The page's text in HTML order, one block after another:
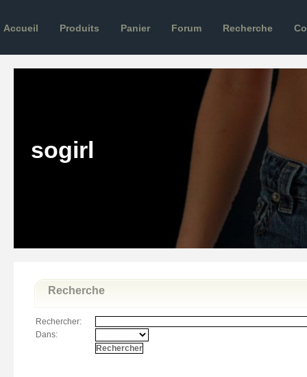
sogirl
Accueil Produits Panier Forum Recherche
Recherche
Rechercher:
Dans: